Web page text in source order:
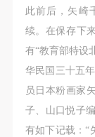
此前后，矢崎
续。在保存下
有“教育部特设
华民国三十五
员日本粉画家
子、山口悦子
有如下记载：“